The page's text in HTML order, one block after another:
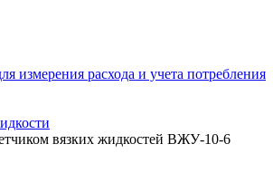
измерения расхода и учета потребления
вязких жидкостей ВЖУ-10-6